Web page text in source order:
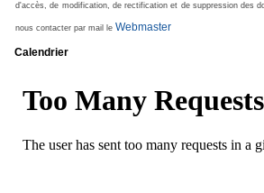
d'accès, de modification, de rectification et de suppression des
nous contacter par mail le Webmaster
Calendrier